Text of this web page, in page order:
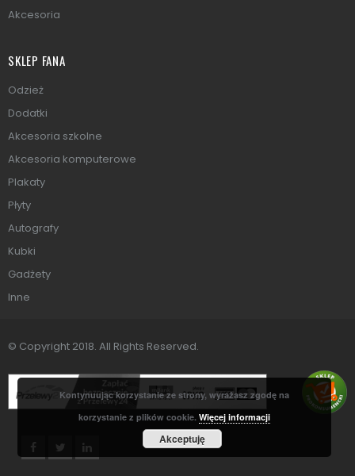
Akcesoria
SKLEP FANA
Odzież
Dodatki
Akcesoria szkolne
Akcesoria komputerowe
Plakaty
Płyty
Autografy
Kubki
Gadżety
Inne
© Copyright 2018. All Rights Reserved.
Kontynuując korzystanie ze strony, wyrażasz zgodę na
korzystanie z plików cookie.Więcej informacji
Akceptuję